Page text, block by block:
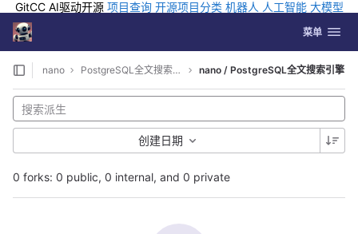
GitCC AI驱动开源 项目查询 开源项目分类 机器人 人工智能 大模型
排行
Skip to content
GitLab 切换导航
菜单
nano PostgreSQL全文搜索引擎 nano / PostgreSQL全文搜索引擎
0 forks: 0 public, 0 internal, and 0 private
创建日期